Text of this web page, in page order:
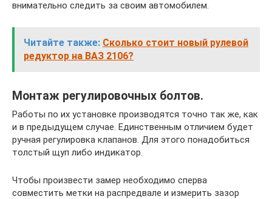
внимательно следить за своим автомобилем.
Читайте также: Сколько стоит новый рулевой
редуктор на ВАЗ 2106?
Монтаж регулировочных болтов.
Работы по их установке производятся точно так же, как
и в предыдущем случае. Единственным отличием будет
ручная регулировка клапанов. Для этого понадобиться
толстый щуп либо индикатор.
Чтобы произвести замер необходимо сперва
совместить метки на распредвале и измерить зазор